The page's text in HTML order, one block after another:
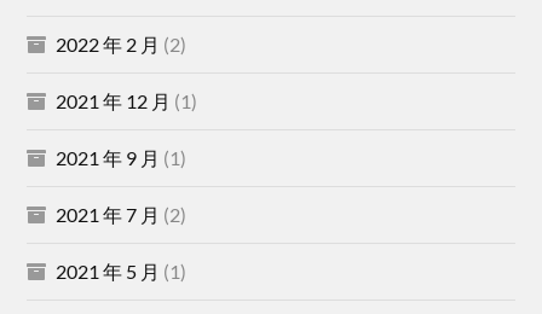
2022 年 2 月 (2)
2021 年 12 月 (1)
2021 年 9 月 (1)
2021 年 7 月 (2)
2021 年 5 月 (1)